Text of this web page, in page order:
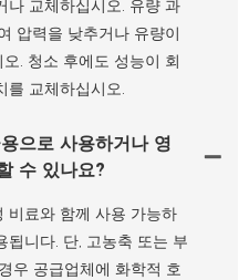
나 교체하십시오. 유량 과
압력을 낮추거나 유량이
. 청소 후에도 성능이 회
를 교체하십시오.
으로 사용하거나 영
수 있나요?
비료와 함께 사용 가능하
됩니다. 단, 고농축 또는 부
우 공급업체에 화학적 호